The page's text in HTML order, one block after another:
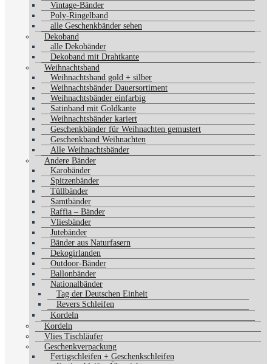
Vintage-Bänder
Poly-Ringelband
alle Geschenkbänder sehen
Dekoband
alle Dekobänder
Dekoband mit Drahtkante
Weihnachtsband
Weihnachtsband gold + silber
Weihnachtsbänder Dauersortiment
Weihnachtsbänder einfarbig
Satinband mit Goldkante
Weihnachtsbänder kariert
Geschenkbänder für Weihnachten gemustert
Geschenkband Weihnachten
Alle Weihnachtsbänder
Andere Bänder
Karobänder
Spitzenbänder
Tüllbänder
Samtbänder
Raffia – Bänder
Vliesbänder
Jutebänder
Bänder aus Naturfasern
Dekogirlanden
Outdoor-Bänder
Ballonbänder
Nationalbänder
Tag der Deutschen Einheit
Revers Schleifen
Kordeln
Kordeln
Vlies Tischläufer
Geschenkverpackung
Fertigschleifen + Geschenkschleifen